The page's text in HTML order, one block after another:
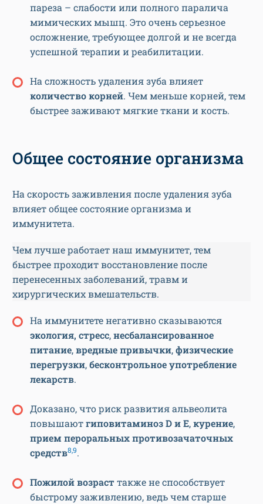
пареза – слабости или полного паралича
мимических мышц. Это очень серьезное
осложнение, требующее долгой и не всегда
успешной терапии и реабилитации.
На сложность удаления зуба влияет
количество корней. Чем меньше корней, тем
быстрее заживают мягкие ткани и кость.
Общее состояние организма
На скорость заживления после удаления зуба
влияет общее состояние организма и
иммунитета.
Чем лучше работает наш иммунитет, тем
быстрее проходит восстановление после
перенесенных заболеваний, травм и
хирургических вмешательств.
На иммунитете негативно сказываются
экология, стресс,несбалансированное
питание,вредные привычки,физические
перегрузки,бесконтрольное употребление
лекарств.
Доказано, что риск развития альвеолита
повышаютгиповитаминоз D и Е,курение,
прием пероральных противозачаточных
средств8,9.
Пожилой возрасттакже не способствует
быстрому заживлению, ведь чем старше